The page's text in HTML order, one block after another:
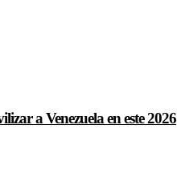
a Venezuela en este 2026